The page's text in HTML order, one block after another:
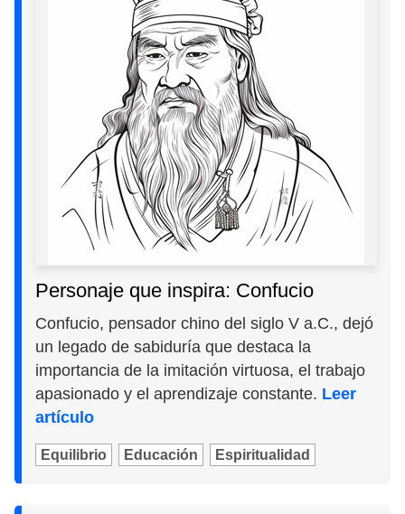
Personaje que inspira: Confucio
Confucio, pensador chino del siglo V a.C., dejó
un legado de sabiduría que destaca la
importancia de la imitación virtuosa, el trabajo
apasionado y el aprendizaje constante. Leer
artículo
Equilibrio Educación Espiritualidad